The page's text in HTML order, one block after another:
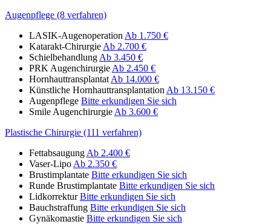
Augenpflege (8 verfahren)
LASIK-Augenoperation Ab 1.750 €
Katarakt-Chirurgie Ab 2.700 €
Schielbehandlung Ab 3.450 €
PRK Augenchirurgie Ab 2.450 €
Hornhauttransplantat Ab 14.000 €
Künstliche Hornhauttransplantation Ab 13.150 €
Augenpflege Bitte erkundigen Sie sich
Smile Augenchirurgie Ab 3.600 €
Plastische Chirurgie (111 verfahren)
Fettabsaugung Ab 2.400 €
Vaser-Lipo Ab 2.350 €
Brustimplantate Bitte erkundigen Sie sich
Runde Brustimplantate Bitte erkundigen Sie sich
Lidkorrektur Bitte erkundigen Sie sich
Bauchstraffung Bitte erkundigen Sie sich
Gynäkomastie Bitte erkundigen Sie sich